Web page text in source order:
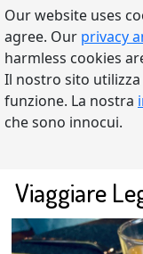
Our website uses
agree. Our privacy
harmless cookies
Il nostro sito utilizza
funzione. La nostra
che sono innocui.
Viaggiare